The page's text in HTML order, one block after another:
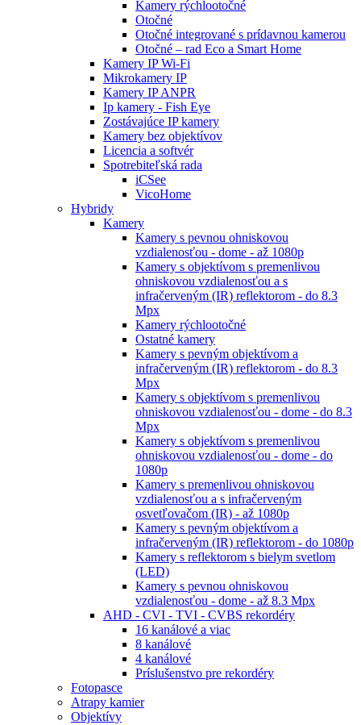
Kamery rýchlootočné
Otočné
Otočné integrované s prídavnou kamerou
Otočné – rad Eco a Smart Home
Kamery IP Wi-Fi
Mikrokamery IP
Kamery IP ANPR
Ip kamery - Fish Eye
Zostávajúce IP kamery
Kamery bez objektívov
Licencia a softvér
Spotrebiteľská rada
iCSee
VicoHome
Hybridy
Kamery
Kamery s pevnou ohniskovou
vzdialenosťou - dome - až 1080p
Kamery s objektívom s premenlivou
ohniskovou vzdialenosťou a s
infračerveným (IR) reflektorom - do 8.3
Mpx
Kamery rýchlootočné
Ostatné kamery
Kamery s pevným objektívom a
infračerveným (IR) reflektorom - do 8.3
Mpx
Kamery s objektívom s premenlivou
ohniskovou vzdialenosťou - dome - do 8.3
Mpx
Kamery s objektívom s premenlivou
ohniskovou vzdialenosťou - dome - do
1080p
Kamery s premenlivou ohniskovou
vzdialenosťou a s infračerveným
osvetľovačom (IR) - až 1080p
Kamery s pevným objektívom a
infračerveným (IR) reflektorom - do 1080p
Kamery s reflektorom s bielym svetlom
(LED)
Kamery s pevnou ohniskovou
vzdialenosťou - dome - až 8.3 Mpx
AHD - CVI - TVI - CVBS rekordéry
16 kanálové a viac
8 kanálové
4 kanálové
Príslušenstvo pre rekordéry
Fotopasce
Atrapy kamier
Objektívy